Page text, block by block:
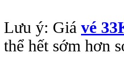
Lưu ý: Giá vé
thể hết sớm hơn